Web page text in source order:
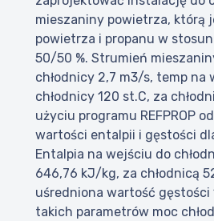
mieszaniny powietrza, którą
powietrza i propanu w
50/50 %. Strumień
chłodnicy 2,7 m3/s, temp na
chłodnicy 120 st.C, za
użyciu programu REFPROP
wartości entalpii i gęstości
Entalpia na wejściu do
646,76 kJ/kg, za chłodnicą
uśredniona wartość gęstości
takich parametrów moc